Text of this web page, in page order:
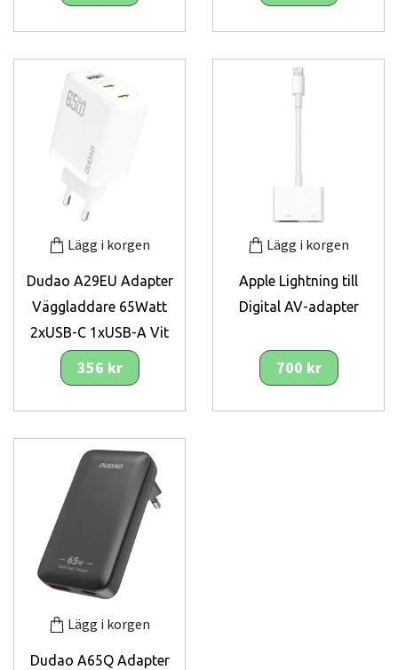
Lägg i korgen
Dudao A29EU Adapter
Väggladdare 65Watt
2xUSB-C 1xUSB-A Vit
356 kr
Lägg i korgen
Apple Lightning till
Digital AV-adapter
700 kr
Lägg i korgen
Dudao A65Q Adapter